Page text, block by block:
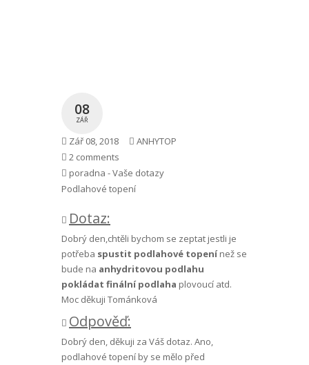
08
ZÁŘ
Zář 08, 2018
ANHYTOP
2 comments
poradna - Vaše dotazy
Podlahové topení
Dotaz:
Dobrý den,chtěli bychom se zeptat jestli je
potřeba spustit podlahové topenínež se
bude na anhydritovou podlahu
pokládat finální podlaha plovoucí atd.
Moc děkuji Tománková
Odpověď:
Dobrý den, děkuji za Váš dotaz. Ano,
podlahové topení by se mělo před